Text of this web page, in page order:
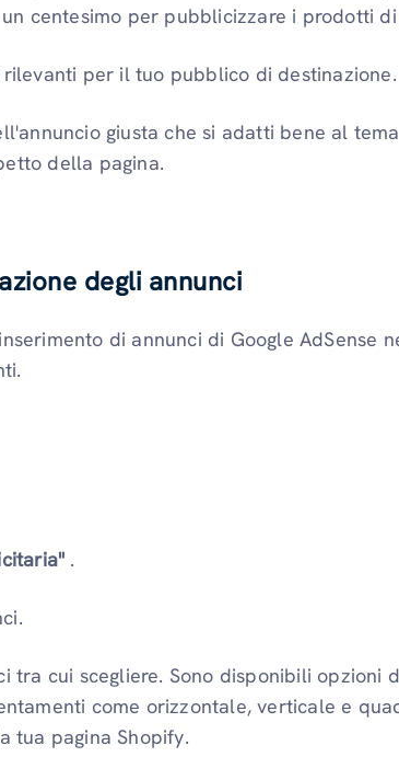
centesimo per pubblicizzare i prodotti
per il tuo pubblico di destinazione.
giusta che si adatti bene al
della pagina.
degli annunci
di annunci di Google AdSense
.
tra cui scegliere. Sono disponibili opzioni
come orizzontale, verticale e
tua pagina Shopify.